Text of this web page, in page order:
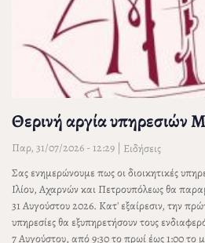
Θερινή αργία υπηρεσιών
Παρ, 31/07/2026 - 12:29 | Ειδήσεις
Σας ενημερώνουμε πως οι διοικητικές
Ιλίου, Αχαρνών και Πετρουπόλεως θα
31 Αυγούστου 2026. Κατ' εξαίρεσιν, την
υπηρεσίες θα εξυπηρετήσουν τους
7 Αυγούστου, από 9:30 το πρωί έως 1:00 το